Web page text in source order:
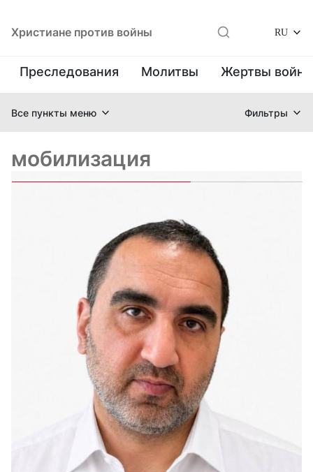
Христиане против войны RU
Преследования Молитвы Жертвы
Все пункты меню Фильтры
мобилизация